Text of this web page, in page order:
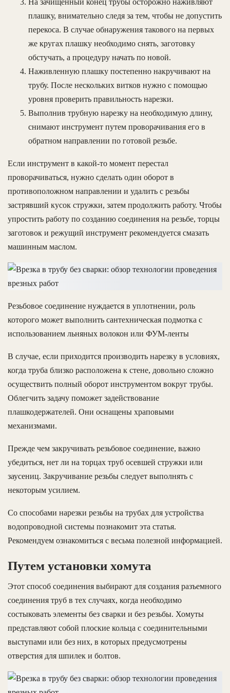
плашку, внимательно следя за тем, чтобы не допустить
перекоса. В случае обнаружения такового на первых
же кругах плашку необходимо снять, заготовку
обстучать, а процедуру начать по новой.
Наживленную плашку постепенно накручивают на
трубу. После нескольких витков нужно с помощью
уровня проверить правильность нарезки.
Выполнив трубную нарезку на необходимую длину,
снимают инструмент путем проворачивания его в
обратном направлении по готовой резьбе.
Если инструмент в какой-то момент перестал
проворачиваться, нужно сделать один оборот в
противоположном направлении и удалить с резьбы
застрявший кусок стружки, затем продолжить работу. Чтобы
упростить работу по созданию соединения на резьбе, торцы
заготовок и режущий инструмент рекомендуется смазать
машинным маслом.
Резьбовое соединение нуждается в уплотнении, роль
которого может выполнить сантехническая подмотка с
использованием льняных волокон или ФУМ-ленты
В случае, если приходится производить нарезку в условиях,
когда труба близко расположена к стене, довольно сложно
осуществить полный оборот инструментом вокруг трубы.
Облегчить задачу поможет задействование
плашкодержателей. Они оснащены храповыми
механизмами.
Прежде чем закручивать резьбовое соединение, важно
убедиться, нет ли на торцах труб осевшей стружки или
заусениц. Закручивание резьбы следует выполнять с
некоторым усилием.
Со способами нарезки резьбы на трубах для устройства
водопроводной системы познакомит эта статья.
Рекомендуем ознакомиться с весьма полезной информацией.
Путем установки хомута
Этот способ соединения выбирают для создания разъемного
соединения труб в тех случаях, когда необходимо
состыковать элементы без сварки и без резьбы. Хомуты
представляют собой плоские кольца с соединительными
выступами или без них, в которых предусмотрены
отверстия для шпилек и болтов.